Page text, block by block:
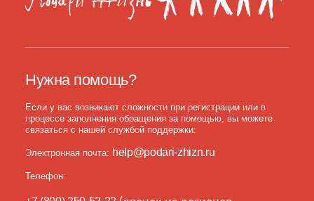
Нужна помощь?
Если у вас возникают сложности при регистрации или в
процессе заполнения обращения за помощью, вы можете
связаться с нашей службой поддержки:
Электронная почта: help@podari-zhizn.ru
Телефон: